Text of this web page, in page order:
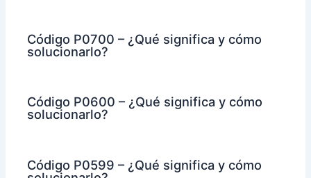
Código P0700 – ¿Qué significa y cómo
solucionarlo?
Código P0600 – ¿Qué significa y cómo
solucionarlo?
Código P0599 – ¿Qué significa y cómo